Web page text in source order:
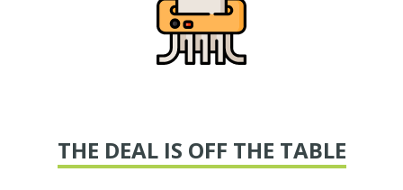
THE DEAL IS OFF THE TABLE